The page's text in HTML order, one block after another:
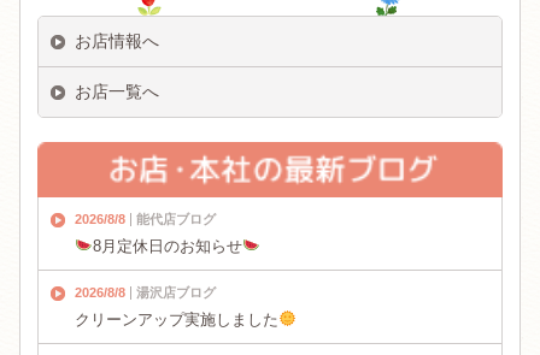
お店情報へ
お店一覧へ
2026/8/8 能代店ブログ
8月定休日のお知らせ
2026/8/8 湯沢店ブログ
クリーンアップ実施しました